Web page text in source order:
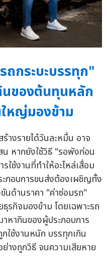
ถกระบะบรรทุก"
ของต้นทุนหลัก
หญ่มองข้าม
างรายได้วันละหมื่น อาจ
หากยังใช้วิธี "รอพังก่อน
ช้งานที่ทำให้อะไหล่เสื่อม
ะกอบการขนส่งต้องเผชิญทั้ง
นด้านราคา "ค่าซ่อมรถ"
รกิจมองข้าม โดยเฉพาะรถ
าหากินของผู้ประกอบการ
ใช้งานหนัก บรรทุกเกิน
างถูกวิธี จนความเสียหาย